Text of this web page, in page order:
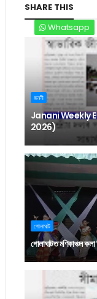
SHARE THIS
Whatsapp
জননী
Janani Weekly
2026)
গোলাঘাট
গোলাঘাটত মণিকাঞ্চন